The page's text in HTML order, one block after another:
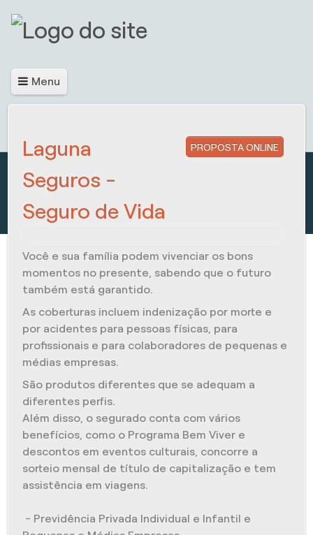
Menu
PROPOSTA ONLINE
Laguna
Seguros -
Seguro de Vida
Você e sua família podem vivenciar os bons
momentos no presente, sabendo que o futuro
também está garantido.
As coberturas incluem indenização por morte e
por acidentes para pessoas físicas, para
profissionais e para colaboradores de pequenas e
médias empresas.
São produtos diferentes que se adequam a
diferentes perfis.
Além disso, o segurado conta com vários
benefícios, como o Programa Bem Viver e
descontos em eventos culturais, concorre a
sorteio mensal de título de capitalização e tem
assistência em viagens.
- Previdência Privada Individual e Infantil e